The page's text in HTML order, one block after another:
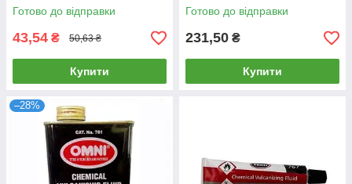
Готово до відправки
43,54 ₴ 50,63 ₴
Купити
Готово до відправки
231,50 ₴
Купити
–28%